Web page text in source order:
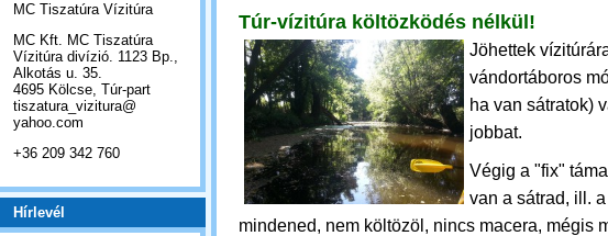
Túr-vízitúra költözködés nélkül!
Jöhettek
vándortáboros
ha van sátratok)
jobbat.
Végig a "fix"
van a sátrad, ill.
mindened, nem költözöl, nincs macera, mégis
MC Tiszatúra Vízitúra
MC Kft. MC Tiszatúra
Vízitúra divízió. 1123 Bp.,
Alkotás u. 35.
4695 Kölcse, Túr-part
tiszatura_vizitura@
yahoo.com
+36 209 342 760
Hírlevél